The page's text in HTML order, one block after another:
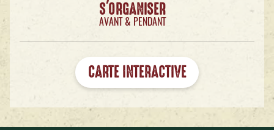
S'ORGANISER
AVANT & PENDANT
CARTE INTERACTIVE